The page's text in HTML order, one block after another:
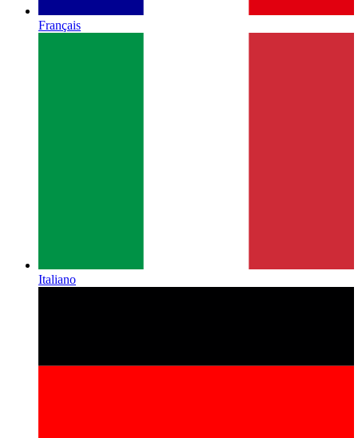
Français
Italiano